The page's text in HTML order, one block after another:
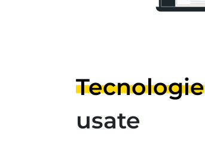
Tecnologie
usate